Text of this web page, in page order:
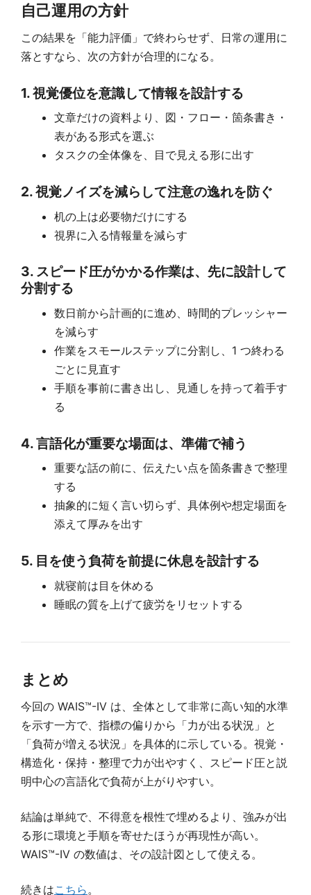
自己運用の方針
この結果を「能力評価」で終わらせず、日常の運用に
落とすなら、次の方針が合理的になる。
1. 視覚優位を意識して情報を設計する
文章だけの資料より、図・フロー・箇条書き・
表がある形式を選ぶ
タスクの全体像を、目で見える形に出す
2. 視覚ノイズを減らして注意の逸れを防ぐ
机の上は必要物だけにする
視界に入る情報量を減らす
3. スピード圧がかかる作業は、先に設計して
分割する
数日前から計画的に進め、時間的プレッシャー
を減らす
作業をスモールステップに分割し、1 つ終わる
ごとに見直す
手順を事前に書き出し、見通しを持って着手す
る
4. 言語化が重要な場面は、準備で補う
重要な話の前に、伝えたい点を箇条書きで整理
する
抽象的に短く言い切らず、具体例や想定場面を
添えて厚みを出す
5. 目を使う負荷を前提に休息を設計する
就寝前は目を休める
睡眠の質を上げて疲労をリセットする
まとめ
今回の WAIS™-IV は、全体として非常に高い知的水準
を示す一方で、指標の偏りから「力が出る状況」と
「負荷が増える状況」を具体的に示している。視覚・
構造化・保持・整理で力が出やすく、スピード圧と説
明中心の言語化で負荷が上がりやすい。
結論は単純で、不得意を根性で埋めるより、強みが出
る形に環境と手順を寄せたほうが再現性が高い。
WAIS™-IV の数値は、その設計図として使える。
続きはこちら 。